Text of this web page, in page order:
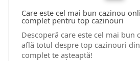
Care este cel mai bun cazinou
complet pentru top cazinouri
Descoperă care este cel mai bun
află totul despre top cazinouri
complet te așteaptă!